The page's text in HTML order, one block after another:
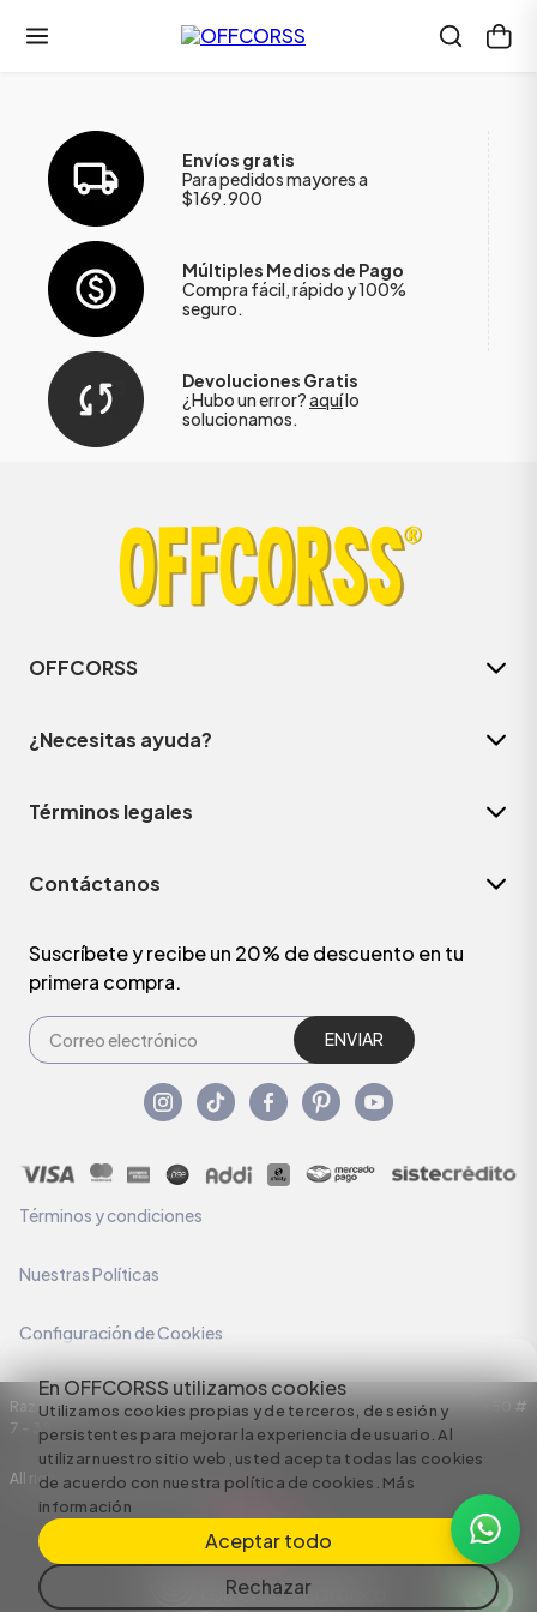
En OFFCORSS utilizamos cookies
Utilizamos cookies propias y de terceros, de sesión y
persistentes para mejorar la experiencia de usuario. Al
utilizar nuestro sitio web, usted acepta todas las cookies
de acuerdo con nuestra política de cookies. Más
información
Aceptar todo
Rechazar
Envíos gratis
Para pedidos mayores a
$169.900
Múltiples Medios de Pago
Compra fácil, rápido y 100%
seguro.
Devoluciones Gratis
¿Hubo un error?aquílo
solucionamos.
OFFCORSS
¿Necesitas ayuda?
Términos legales
Contáctanos
Suscríbete y recibe un 20% de descuento en tu
primera compra.
ENVIAR
Términos y condiciones
Nuestras Políticas
Configuración de Cookies
Razón Social: C.I HERMECO S.A. NIT: 890924167-6 Dirección: Carrera 50 #
7 – 35
All rights reserved empowered by